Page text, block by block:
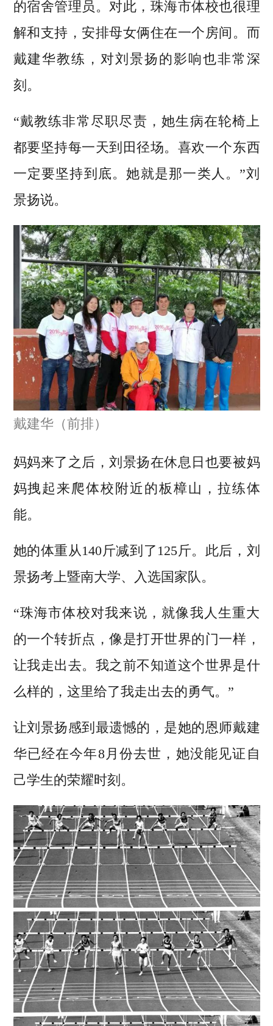
的宿舍管理员。对此，珠海市体校也很理
解和支持，安排母女俩住在一个房间。而
戴建华教练，对刘景扬的影响也非常深
刻。
“戴教练非常尽职尽责，她生病在轮椅上
都要坚持每一天到田径场。喜欢一个东西
一定要坚持到底。她就是那一类人。”刘
景扬说。
戴建华（前排）
妈妈来了之后，刘景扬在休息日也要被妈
妈拽起来爬体校附近的板樟山，拉练体
能。
她的体重从140斤减到了125斤。此后，刘
景扬考上暨南大学、入选国家队。
“珠海市体校对我来说，就像我人生重大
的一个转折点，像是打开世界的门一样，
让我走出去。我之前不知道这个世界是什
么样的，这里给了我走出去的勇气。”
让刘景扬感到最遗憾的，是她的恩师戴建
华已经在今年8月份去世，她没能见证自
己学生的荣耀时刻。